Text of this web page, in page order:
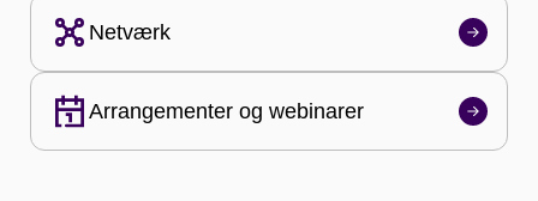
Netværk
Arrangementer og webinarer